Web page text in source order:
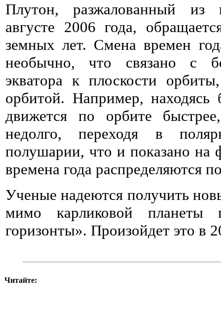
Плутон, разжалованный из
августе 2006 года,
земных лет. Смена времен
необычно, что связано с
экватора к плоскости
орбитой. Например,
движется по орбите
недолго, переходя в
полушарии, что и показано на
времена года распределяются
Ученые надеются получить
мимо карликовой планеты
горизонты». Произойдет это в
Читайте: